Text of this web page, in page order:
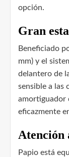
opción.
Gran
Beneficiado
mm) y el
delantero de
sensible a las
amortiguador
eficazmente
Atención
Papio está